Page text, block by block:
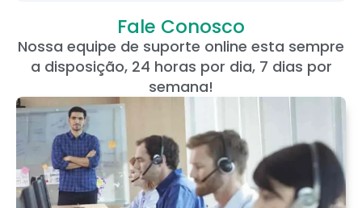
Fale Conosco
Nossa equipe de suporte online esta sempre
a disposição, 24 horas por dia, 7 dias por
semana!